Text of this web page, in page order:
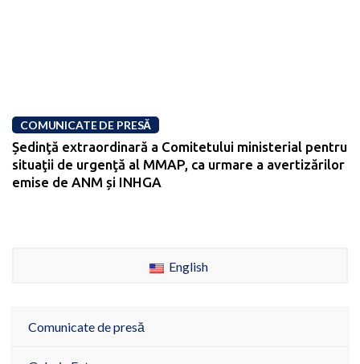
COMUNICATE DE PRESĂ
Ședinţă extraordinară a Comitetului ministerial pentru
situaţii de urgenţă al MMAP, ca urmare a avertizărilor
emise de ANM și INHGA
English
Comunicate de presă